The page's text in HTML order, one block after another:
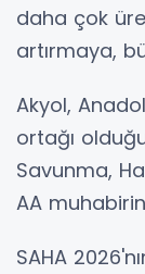
daha çok
artırmaya,
Akyol,
ortağı
Savunma,
AA
SAHA